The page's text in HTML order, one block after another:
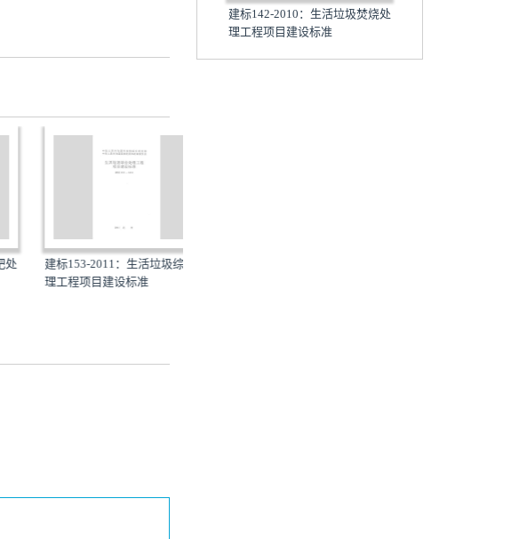
建标153-2011：生活垃圾综合处
理工程项目建设标准
建标142-2010：生活垃圾焚烧处
理工程项目建设标准